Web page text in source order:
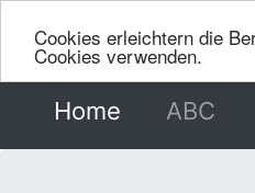
Cookies erleichtern die
Cookies verwenden.
Home (current)
ABC